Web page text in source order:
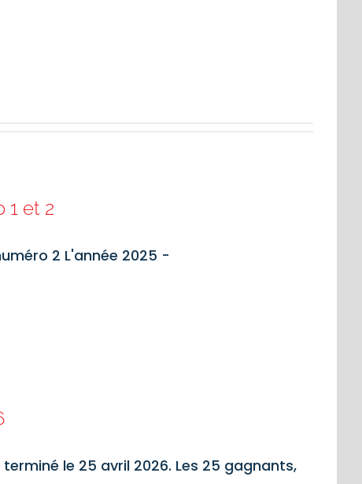
1 et 2
2 L'année 2025 -
le 25 avril 2026. Les 25 gagnants,